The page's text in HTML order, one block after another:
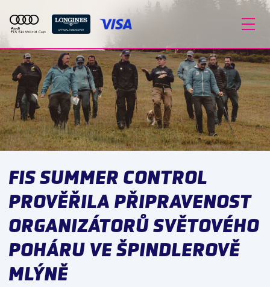
FIS SUMMER CONTROL
PROVĚŘILA PŘIPRAVENOST
ORGANIZÁTORŮ SVĚTOVÉHO
POHÁRU VE ŠPINDLEROVĚ
MLÝNĚ